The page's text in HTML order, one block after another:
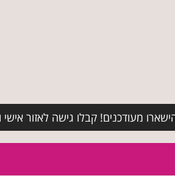
מעודכנים! קבלו גישה לאזור אישי